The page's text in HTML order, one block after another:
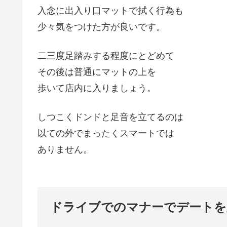
入念に出入り口マットで拭く行為も
少々気をつけた方が良いです。
二三度足踏みする程度にとどめて
その後は普通にマットの上を
歩いて店内に入りましょう。
しつこくドンドと足音を立てるのは
以ての外でまったくスマートでは
ありません。
ドライブでのマナーでデート